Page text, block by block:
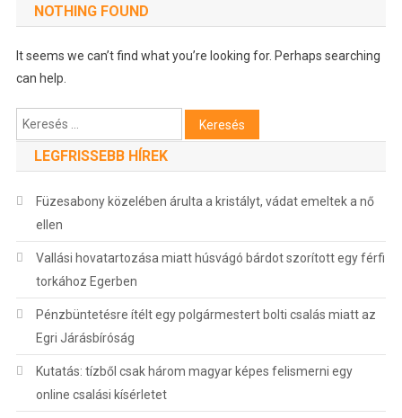
NOTHING FOUND
It seems we can’t find what you’re looking for. Perhaps searching
can help.
Keresés:
LEGFRISSEBB HÍREK
Füzesabony közelében árulta a kristályt, vádat emeltek a nő
ellen
Vallási hovatartozása miatt húsvágó bárdot szorított egy férfi
torkához Egerben
Pénzbüntetésre ítélt egy polgármestert bolti csalás miatt az
Egri Járásbíróság
Kutatás: tízből csak három magyar képes felismerni egy
online csalási kísérletet